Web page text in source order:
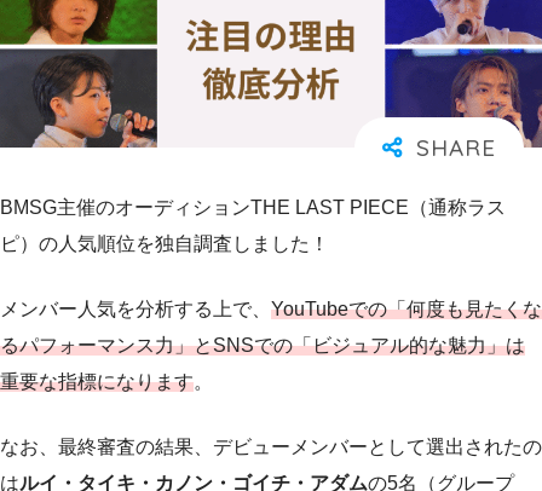
BMSG主催のオーディションTHE LAST PIECE（通称ラス
ピ）の人気順位を独自調査しました！
メンバー人気を分析する上で、 YouTubeでの「何度も見たくな
るパフォーマンス力」とSNSでの「ビジュアル的な魅力」は
重要な指標になります。
なお、最終審査の結果、デビューメンバーとして選出されたの
はルイ・タイキ・カノン・ゴイチ・アダムの5名（グループ